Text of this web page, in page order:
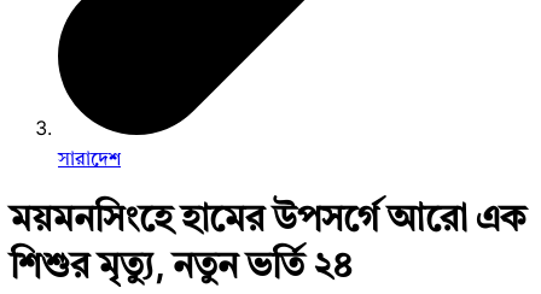
সারাদেশ
ময়মনসিংহে হামের উপসর্গে আরো এক
শিশুর মৃত্যু, নতুন ভ‌র্তি ২৪